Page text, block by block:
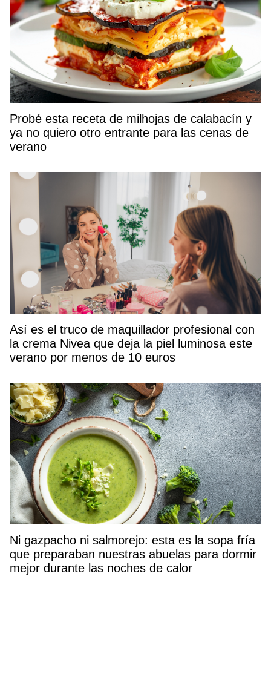
Probé esta receta de milhojas de calabacín y
ya no quiero otro entrante para las cenas de
verano
Así es el truco de maquillador profesional con
la crema Nivea que deja la piel luminosa este
verano por menos de 10 euros
Ni gazpacho ni salmorejo: esta es la sopa fría
que preparaban nuestras abuelas para dormir
mejor durante las noches de calor